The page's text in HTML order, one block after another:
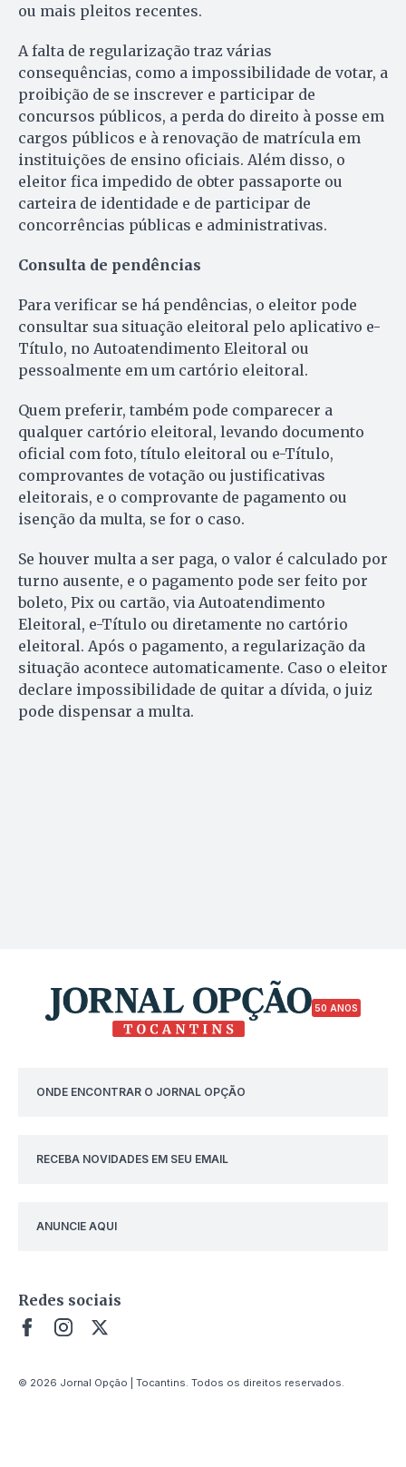
ou mais pleitos recentes.
A falta de regularização traz várias
consequências, como a impossibilidade de votar, a
proibição de se inscrever e participar de
concursos públicos, a perda do direito à posse em
cargos públicos e à renovação de matrícula em
instituições de ensino oficiais. Além disso, o
eleitor fica impedido de obter passaporte ou
carteira de identidade e de participar de
concorrências públicas e administrativas.
Consulta de pendências
Para verificar se há pendências, o eleitor pode
consultar sua situação eleitoral pelo aplicativo e-
Título, no Autoatendimento Eleitoral ou
pessoalmente em um cartório eleitoral.
Quem preferir, também pode comparecer a
qualquer cartório eleitoral, levando documento
oficial com foto, título eleitoral ou e-Título,
comprovantes de votação ou justificativas
eleitorais, e o comprovante de pagamento ou
isenção da multa, se for o caso.
Se houver multa a ser paga, o valor é calculado por
turno ausente, e o pagamento pode ser feito por
boleto, Pix ou cartão, via Autoatendimento
Eleitoral, e-Título ou diretamente no cartório
eleitoral. Após o pagamento, a regularização da
situação acontece automaticamente. Caso o eleitor
declare impossibilidade de quitar a dívida, o juiz
pode dispensar a multa.
50 ANOS
ONDE ENCONTRAR O JORNAL OPÇÃO
RECEBA NOVIDADES EM SEU EMAIL
ANUNCIE AQUI
Redes sociais
© 2026 Jornal Opção | Tocantins. Todos os direitos reservados.